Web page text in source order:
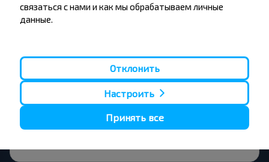
Вопрос - Ответ
Как можно купить билет на рейс
Пружаны-Гродно?
связаться с нами и как мы обрабатываем личные
данные.
Отклонить
Настроить
Принять все